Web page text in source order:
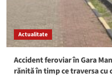
Actualitate
Accident feroviar în Gara
rănită în timp ce traversa cu